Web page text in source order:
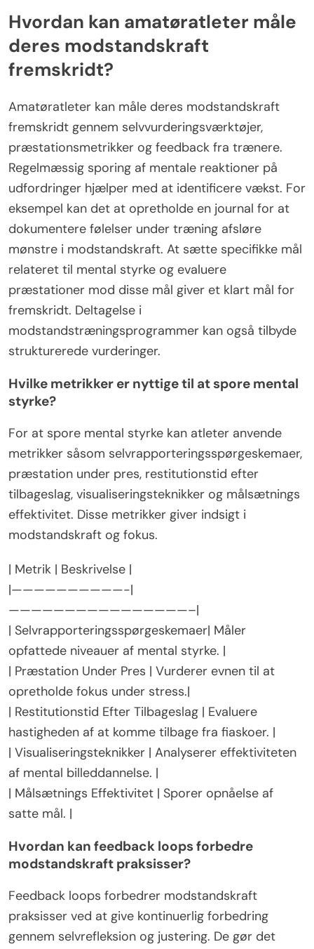
Hvordan kan amatøratleter måle
deres modstandskraft
fremskridt?
Amatøratleter kan måle deres modstandskraft
fremskridt gennem selvvurderingsværktøjer,
præstationsmetrikker og feedback fra trænere.
Regelmæssig sporing af mentale reaktioner på
udfordringer hjælper med at identificere vækst. For
eksempel kan det at opretholde en journal for at
dokumentere følelser under træning afsløre
mønstre i modstandskraft. At sætte specifikke mål
relateret til mental styrke og evaluere
præstationer mod disse mål giver et klart mål for
fremskridt. Deltagelse i
modstandstræningsprogrammer kan også tilbyde
strukturerede vurderinger.
Hvilke metrikker er nyttige til at spore mental
styrke?
For at spore mental styrke kan atleter anvende
metrikker såsom selvrapporteringsspørgeskemaer,
præstation under pres, restitutionstid efter
tilbageslag, visualiseringsteknikker og målsætnings
effektivitet. Disse metrikker giver indsigt i
modstandskraft og fokus.
| Metrik | Beskrivelse |
|——————————-|
————————————————–|
| Selvrapporteringsspørgeskemaer| Måler
opfattede niveauer af mental styrke. |
| Præstation Under Pres | Vurderer evnen til at
opretholde fokus under stress.|
| Restitutionstid Efter Tilbageslag | Evaluere
hastigheden af at komme tilbage fra fiaskoer. |
| Visualiseringsteknikker | Analyserer effektiviteten
af mental billeddannelse. |
| Målsætnings Effektivitet | Sporer opnåelse af
satte mål. |
Hvordan kan feedback loops forbedre
modstandskraft praksisser?
Feedback loops forbedrer modstandskraft
praksisser ved at give kontinuerlig forbedring
gennem selvrefleksion og justering. De gør det